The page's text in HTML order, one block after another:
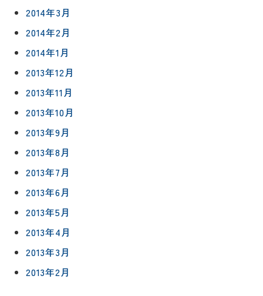
2014年3月
2014年2月
2014年1月
2013年12月
2013年11月
2013年10月
2013年9月
2013年8月
2013年7月
2013年6月
2013年5月
2013年4月
2013年3月
2013年2月